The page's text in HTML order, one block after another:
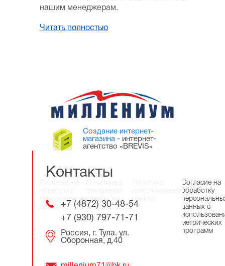
нашим менеджерам.
Читать полностью
Контакты
+7 (4872) 30-48-54
+7 (930) 797-71-71
Россия, г. Тула. ул.
Оборонная, д.40
Создание интернет-
магазина - интернет-
агентство «BREVIS»
персональных
данных
обработки
персональных
данных
cookies
Согласие на
обработку
данных с
метрических
программ